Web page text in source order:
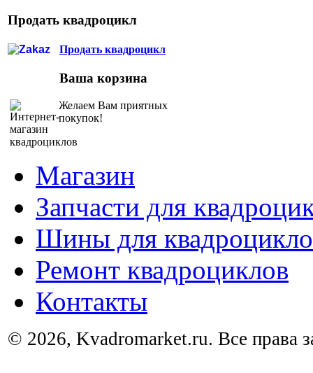
Продать квадроцикл
Продать квадроцикл
Ваша корзина
Желаем Вам приятных
покупок!
Магазин
Запчасти для
Шины для
Ремонт квадроциклов
Контакты
© 2026, Kvadromarket.ru. Все права